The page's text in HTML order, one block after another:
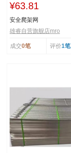
¥63.81
安全爬架网
雄睿自营旗舰店mro
成交0笔 评价1笔